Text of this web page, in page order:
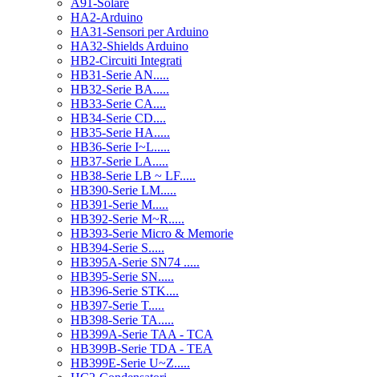
A91-Solare
HA2-Arduino
HA31-Sensori per Arduino
HA32-Shields Arduino
HB2-Circuiti Integrati
HB31-Serie AN.....
HB32-Serie BA.....
HB33-Serie CA....
HB34-Serie CD....
HB35-Serie HA.....
HB36-Serie I~L.....
HB37-Serie LA.....
HB38-Serie LB ~ LF.....
HB390-Serie LM.....
HB391-Serie M.....
HB392-Serie M~R.....
HB393-Serie Micro & Memorie
HB394-Serie S.....
HB395A-Serie SN74 .....
HB395-Serie SN.....
HB396-Serie STK....
HB397-Serie T.....
HB398-Serie TA.....
HB399A-Serie TAA - TCA
HB399B-Serie TDA - TEA
HB399E-Serie U~Z.....